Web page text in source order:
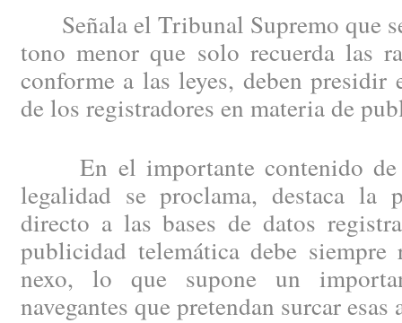
Señala el Tribunal Supremo que
tono menor que solo recuerda las
conforme a las leyes, deben
de los registradores en materia de
En el importante contenido de
legalidad se proclama, destaca la
directo a las bases de datos
publicidad telemática debe
nexo, lo que supone un
navegantes que pretendan surcar esas